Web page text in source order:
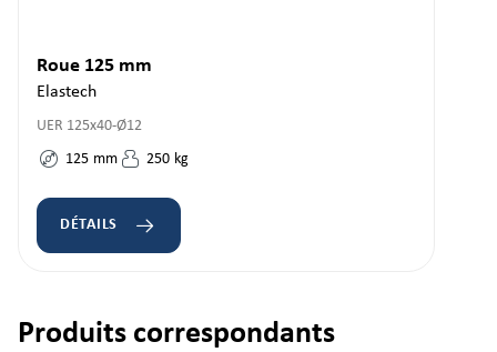
Roue 125 mm
Elastech
UER 125x40-Ø12
125 mm 250 kg
DÉTAILS
Ignorer la galerie de produits
Produits correspondants